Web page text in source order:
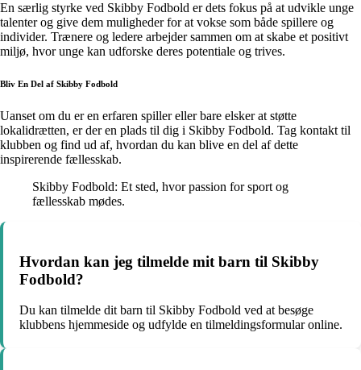
En særlig styrke ved Skibby Fodbold er dets fokus på at udvikle unge
talenter og give dem muligheder for at vokse som både spillere og
individer. Trænere og ledere arbejder sammen om at skabe et positivt
miljø, hvor unge kan udforske deres potentiale og trives.
Bliv En Del af Skibby Fodbold
Uanset om du er en erfaren spiller eller bare elsker at støtte
lokalidrætten, er der en plads til dig i Skibby Fodbold. Tag kontakt til
klubben og find ud af, hvordan du kan blive en del af dette
inspirerende fællesskab.
Skibby Fodbold: Et sted, hvor passion for sport og
fællesskab mødes.
Hvordan kan jeg tilmelde mit barn til Skibby
Fodbold?
Du kan tilmelde dit barn til Skibby Fodbold ved at besøge
klubbens hjemmeside og udfylde en tilmeldingsformular online.